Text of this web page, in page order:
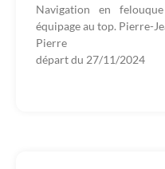
Navigation en
équipage au top. Pierre-
Pierre
départ du 27/11/2024